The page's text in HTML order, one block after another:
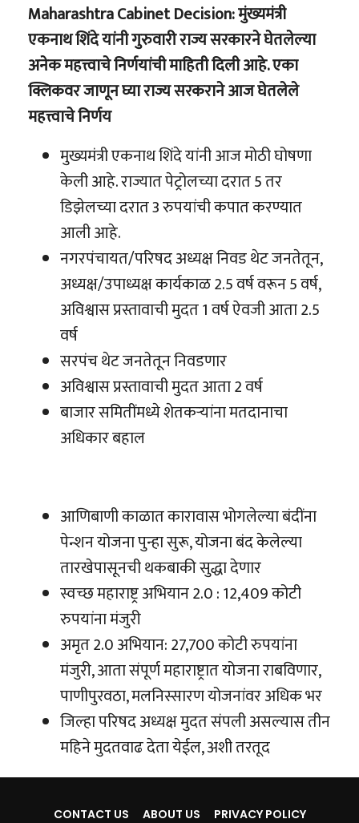
Maharashtra Cabinet Decision:मुंख्यमंत्री
एकनाथ शिंदे यांनी गुरुवारी राज्य सरकारने घेतलेल्या
अनेक महत्त्वाचे निर्णयांची माहिती दिली आहे. एका
क्लिकवर जाणून घ्या राज्य सरकराने आज घेतलेले
महत्त्वाचे निर्णय
मुख्यमंत्री एकनाथ शिंदे यांनी आज मोठी घोषणा
केली आहे. राज्यात पेट्रोलच्या दरात 5 तर
डिझेलच्या दरात 3 रुपयांची कपात करण्यात
आली आहे.
नगरपंचायत/परिषद अध्यक्ष निवड थेट जनतेतून,
अध्यक्ष/उपाध्यक्ष कार्यकाळ 2.5 वर्ष वरून 5 वर्ष,
अविश्वास प्रस्तावाची मुदत 1 वर्ष ऐवजी आता 2.5
वर्ष
सरपंच थेट जनतेतून निवडणार
अविश्वास प्रस्तावाची मुदत आता 2 वर्ष
बाजार समितींमध्ये शेतकऱ्यांना मतदानाचा
अधिकार बहाल
आणिबाणी काळात कारावास भोगलेल्या बंदींना
पेन्शन योजना पुन्हा सुरू, योजना बंद केलेल्या
तारखेपासूनची थकबाकी सुद्धा देणार
स्वच्छ महाराष्ट्र अभियान 2.0 : 12,409 कोटी
रुपयांना मंजुरी
अमृत 2.0 अभियान: 27,700 कोटी रुपयांना
मंजुरी, आता संपूर्ण महाराष्ट्रात योजना राबविणार,
पाणीपुरवठा, मलनिस्सारण योजनांवर अधिक भर
जिल्हा परिषद अध्यक्ष मुदत संपली असल्यास तीन
महिने मुदतवाढ देता येईल, अशी तरतूद
CONTACT US ABOUT US PRIVACY POLICY